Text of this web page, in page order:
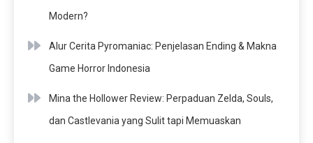
Modern?
Alur Cerita Pyromaniac: Penjelasan Ending & Makna
Game Horror Indonesia
Mina the Hollower Review: Perpaduan Zelda, Souls,
dan Castlevania yang Sulit tapi Memuaskan